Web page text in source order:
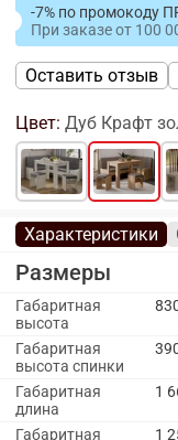
-7% по промокоду
При заказеот 100
Оставить отзыв
Цвет: Дуб Крафт
Характеристики
Размеры
Габаритная
высота
Габаритная
высота спинки
Габаритная
длина
1
Габаритная 1